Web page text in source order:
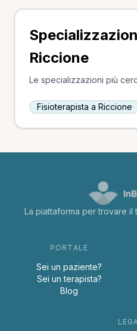
Riccione
Le specializzazioni più
Fisioterapista a Riccione
La piattaforma per trovare il
PORTALE
Sei un paziente?
Sei un terapista?
Blog